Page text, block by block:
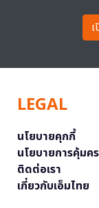
LEGAL
นโยบายคุกกี้
นโยบายการคุ้ม
ติดต่อเรา
เกี่ยวกับเอ็มไทย